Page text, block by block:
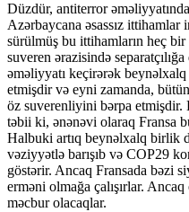
Düzdür, antiterror
Azərbaycana əsassız ittihamlar
sürülmüş bu ittihamların heç
suveren ərazisində
əməliyyatı keçirərək
etmişdir və eyni zamanda,
öz suverenliyini bərpa etmişdir.
təbii ki, ənənəvi olaraq Fransa
Halbuki artıq beynəlxalq birlik
vəziyyətlə barışıb və COP29
göstərir. Ancaq Fransada bəzi
erməni olmağa çalışırlar.
məcbur olacaqlar.